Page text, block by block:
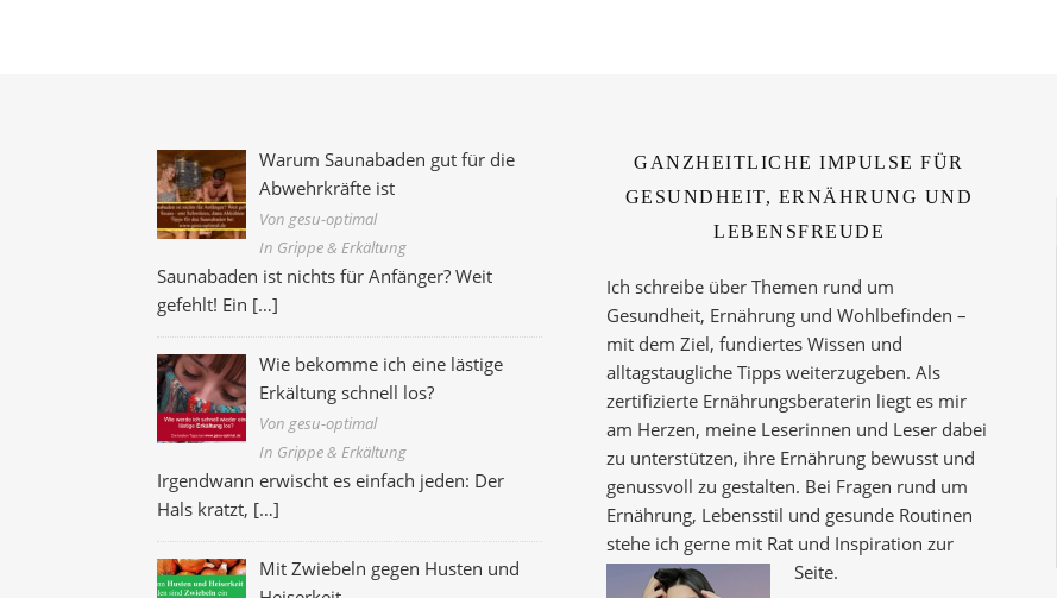
Warum Saunabaden gut für die
Abwehrkräfte ist
Von gesu-optimal
In Grippe & Erkältung
Saunabaden ist nichts für Anfänger? Weit
gefehlt! Ein […]
Wie bekomme ich eine lästige
Erkältung schnell los?
Von gesu-optimal
In Grippe & Erkältung
Irgendwann erwischt es einfach jeden: Der
Hals kratzt, […]
Mit Zwiebeln gegen Husten und
GANZHEITLICHE IMPULSE FÜR
GESUNDHEIT, ERNÄHRUNG UND
LEBENSFREUDE
Ich schreibe über Themen rund um
Gesundheit, Ernährung und Wohlbefinden –
mit dem Ziel, fundiertes Wissen und
alltagstaugliche Tipps weiterzugeben. Als
zertifizierte Ernährungsberaterin liegt es mir
am Herzen, meine Leserinnen und Leser dabei
zu unterstützen, ihre Ernährung bewusst und
genussvoll zu gestalten. Bei Fragen rund um
Ernährung, Lebensstil und gesunde Routinen
stehe ich gerne mit Rat und Inspiration zur
Seite.